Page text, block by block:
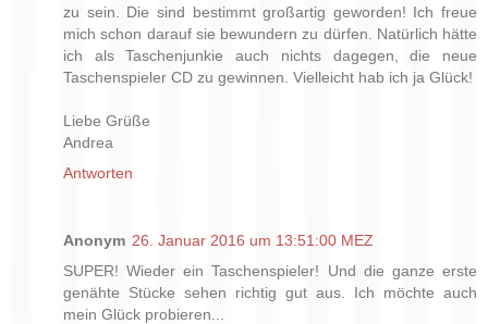
zu sein. Die sind bestimmt großartig geworden! Ich freue
mich schon darauf sie bewundern zu dürfen. Natürlich hätte
ich als Taschenjunkie auch nichts dagegen, die neue
Taschenspieler CD zu gewinnen. Vielleicht hab ich ja Glück!
Liebe Grüße
Andrea
Antworten
Anonym 26. Januar 2016 um 13:51:00 MEZ
SUPER! Wieder ein Taschenspieler! Und die ganze erste
genähte Stücke sehen richtig gut aus. Ich möchte auch
mein Glück probieren...